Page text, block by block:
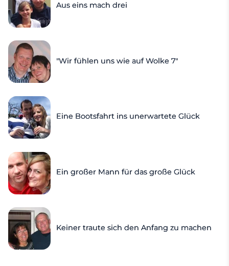
Aus eins mach drei
"Wir fühlen uns wie auf Wolke 7"
Eine Bootsfahrt ins unerwartete Glück
Ein großer Mann für das große Glück
Keiner traute sich den Anfang zu machen